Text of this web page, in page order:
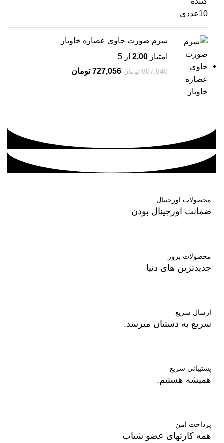
سرم صورت حاوی عصاره خاویار
امتیاز 2.00 از 5
807,840 تومان 727,056 تومان
محصولات اورجینال
ضمانت اورجینال بودن
محصولات بروز
جدیدترین های دنیا
ارسال سریع
سریع به دستتان میرسد.
پشتیبانی سریع
همیشه هستیم.
پرداخت امن
همه کارتهای عضو شتاب